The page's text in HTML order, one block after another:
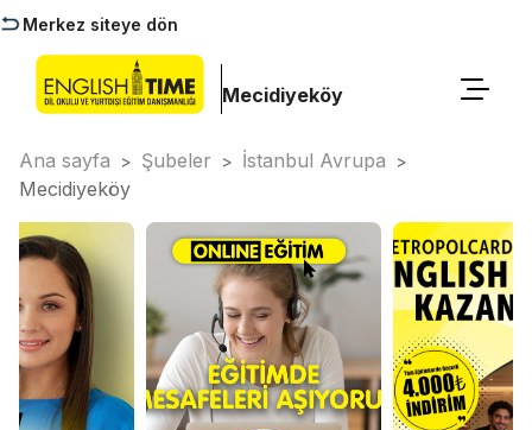
Merkez siteye dön
Mecidiyeköy
Ana sayfa > Şubeler > İstanbul Avrupa >
Mecidiyeköy